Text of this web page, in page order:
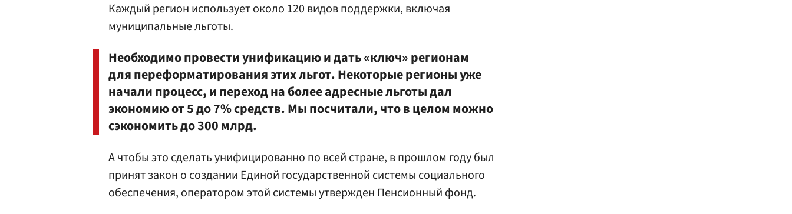
Каждый регион использует около 120 видов поддержки, включая
муниципальные льготы.
Необходимо провести унификацию и дать «ключ» регионам
для переформатирования этих льгот. Некоторые регионы уже
начали процесс, и переход на более адресные льготы дал
экономию от 5 до 7% средств. Мы посчитали, что в целом можно
сэкономить до 300 млрд.
А чтобы это сделать унифицированно по всей стране, в прошлом году был
принят закон о создании Единой государственной системы социального
обеспечения, оператором этой системы утвержден Пенсионный фонд.